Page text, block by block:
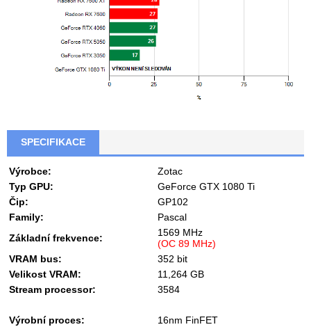
SPECIFIKACE
Výrobce:
Zotac
Typ GPU:
GeForce GTX 1080 Ti
Čip:
GP102
Family:
Pascal
Základní frekvence:
1569 MHz
(OC 89 MHz)
VRAM bus:
352 bit
Velikost VRAM:
11,264 GB
Stream processor:
3584
Výrobní proces:
16nm FinFET